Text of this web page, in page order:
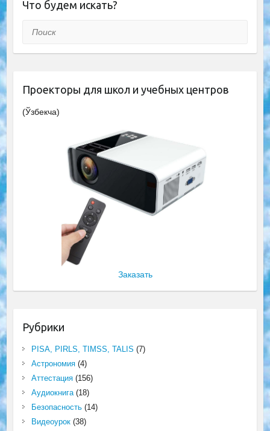
Что будем искать?
Поиск
Проекторы для школ и учебных центров
(Ўзбекча)
Заказать
Рубрики
PISA, PIRLS, TIMSS, TALIS (7)
Астрономия(4)
Аттестация(156)
Аудиокнига(18)
Безопасность(14)
Видеоурок(38)